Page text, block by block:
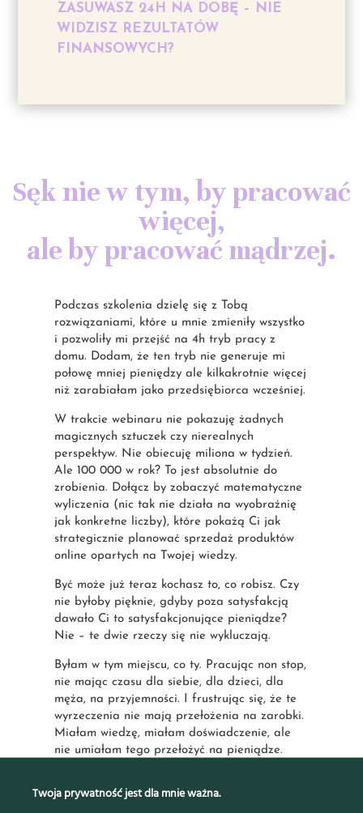
ZASUWASZ 24H NA DOBĘ – NIE
WIDZISZ REZULTATÓW
FINANSOWYCH?
Sęk nie w tym, by pracować
więcej,
ale by pracować mądrzej.
Podczas szkolenia dzielę się z Tobą
rozwiązaniami, które u mnie zmieniły wszystko
i pozwoliły mi przejść na 4h tryb pracy z
domu. Dodam, że ten tryb nie generuje mi
połowę mniej pieniędzy ale kilkakrotnie więcej
niż zarabiałam jako przedsiębiorca wcześniej.
W trakcie webinaru nie pokazuję żadnych
magicznych sztuczek czy nierealnych
perspektyw. Nie obiecuję miliona w tydzień.
Ale 100 000 w rok? To jest absolutnie do
zrobienia. Dołącz by zobaczyć matematyczne
wyliczenia (nic tak nie działa na wyobraźnię
jak konkretne liczby), które pokażą Ci jak
strategicznie planować sprzedaż produktów
online opartych na Twojej wiedzy.
Być może już teraz kochasz to, co robisz. Czy
nie byłoby pięknie, gdyby poza satysfakcją
dawało Ci to satysfakcjonujące pieniądze?
Nie – te dwie rzeczy się nie wykluczają.
Byłam w tym miejscu, co ty. Pracując non stop,
nie mając czasu dla siebie, dla dzieci, dla
męża, na przyjemności. I frustrując się, że te
wyrzeczenia nie mają przełożenia na zarobki.
Miałam wiedzę, miałam doświadczenie, ale
nie umiałam tego przełożyć na pieniądze.
się doczekać tego, jak zmieni się Twoja
Twoja prywatność jest dla mnie ważna.